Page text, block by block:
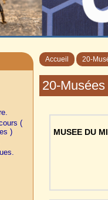
Accueil 20-
20-
MUSEE DU
(
)